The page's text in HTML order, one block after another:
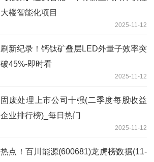
大楼智能化项目
2025-11-12
刷新纪录！钙钛矿叠层LED外量子效率突
破45%-即时看
2025-11-12
固废处理上市公司十强(二季度每股收益
企业排行榜)_每日热门
2025-11-12
热点！百川能源(600681)龙虎榜数据(11-